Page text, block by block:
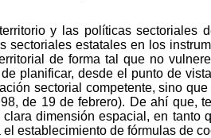
y las políticas sectoriales
sectoriales estatales en los
de forma tal que no
planificar, desde el punto de
sectorial competente, sino
de 19 de febrero). De ahí que,
dimensión espacial, en tanto
establecimiento de fórmulas de